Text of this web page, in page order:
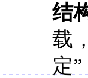
结
载
定